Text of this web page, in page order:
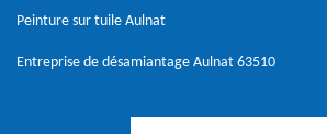
Peinture sur tuile Aulnat
Entreprise de désamiantage Aulnat 63510